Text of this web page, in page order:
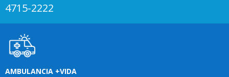
4715-2222
AMBULANCIA +VIDA